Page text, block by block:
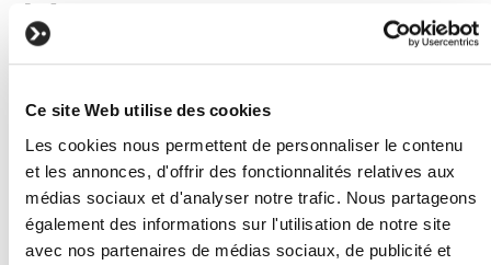
Ce site Web utilise des cookies
Les cookies nous permettent de personnaliser le contenu
et les annonces, d'offrir des fonctionnalités relatives aux
médias sociaux et d'analyser notre trafic. Nous partageons
également des informations sur l'utilisation de notre site
avec nos partenaires de médias sociaux, de publicité et
Mise en œuvre
scalabilité, sécurité, disponibilité).
Évaluer les contraintes: budget, compétences de
l'équipe, délais, infrastructure existante, et
réglementaires.
Choisir le style architectural: monolithe pour les
projets simples, microservices pour les systèmes